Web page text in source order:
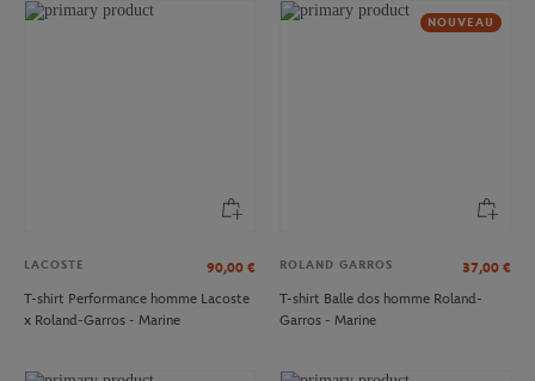
LACOSTE 90,00 €
T-shirt Performance homme Lacoste
x Roland-Garros - Marine
NOUVEAU
ROLAND GARROS 37,00 €
T-shirt Balle dos homme Roland-
Garros - Marine